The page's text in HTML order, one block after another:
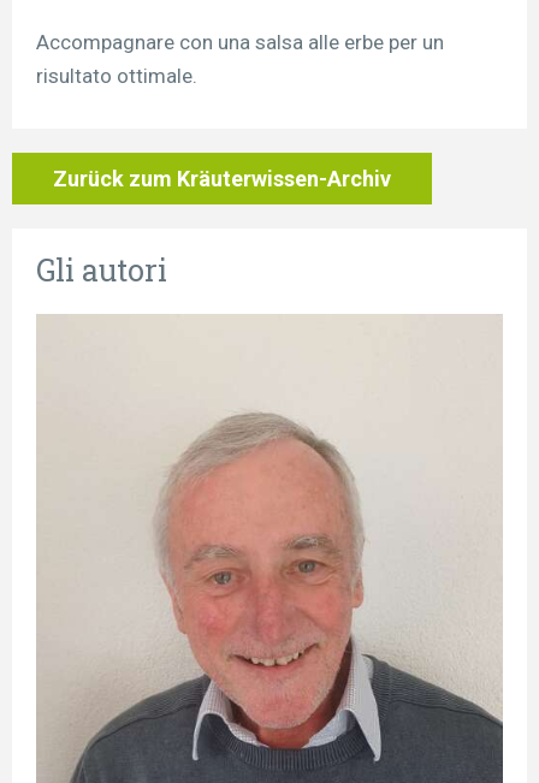
Accompagnare con una salsa alle erbe per un
risultato ottimale.
Zurück zum Kräuterwissen-Archiv
Gli autori